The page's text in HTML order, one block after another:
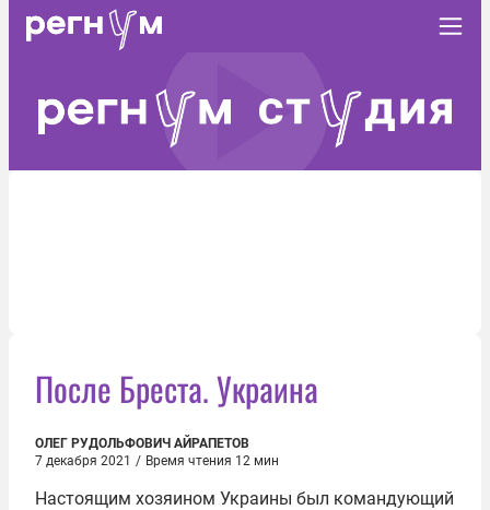
После Бреста. Украина
ОЛЕГ РУДОЛЬФОВИЧ АЙРАПЕТОВ
7 декабря 2021 / Время чтения 12 мин
Настоящим хозяином Украины был командующий